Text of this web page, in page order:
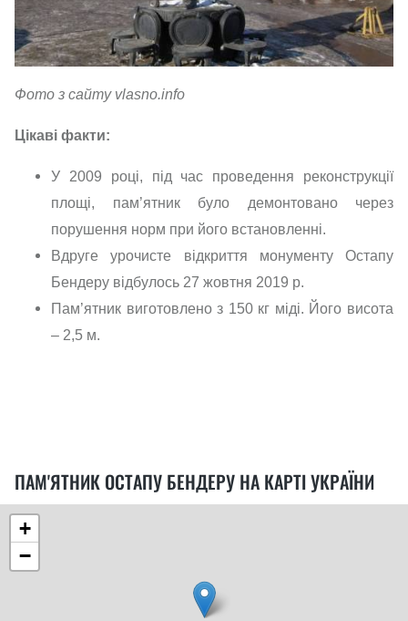
Фото з сайту vlasno.info
Цікаві факти:
У 2009 році, під час проведення реконструкції
площі, пам’ятник було демонтовано через
порушення норм при його встановленні.
Вдруге урочисте відкриття монументу Остапу
Бендеру відбулось 27 жовтня 2019 р.
Пам’ятник виготовлено з 150 кг міді. Його висота
– 2,5 м.
ПАМ'ЯТНИК ОСТАПУ БЕНДЕРУ НА КАРТІ УКРАЇНИ
+
−